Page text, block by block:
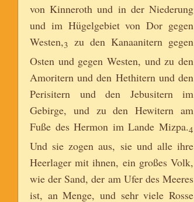
von Kinneroth und in der Niederung
und im Hügelgebiet von Dor gegen
Westen,3 zu den Kanaanitern gegen
Osten und gegen Westen, und zu den
Amoritern und den Hethitern und den
Perisitern und den Jebusitern im
Gebirge, und zu den Hewitern am
Fuße des Hermon im Lande Mizpa.4
Und sie zogen aus, sie und alle ihre
Heerlager mit ihnen, ein großes Volk,
wie der Sand, der am Ufer des Meeres
ist, an Menge, und sehr viele Rosse